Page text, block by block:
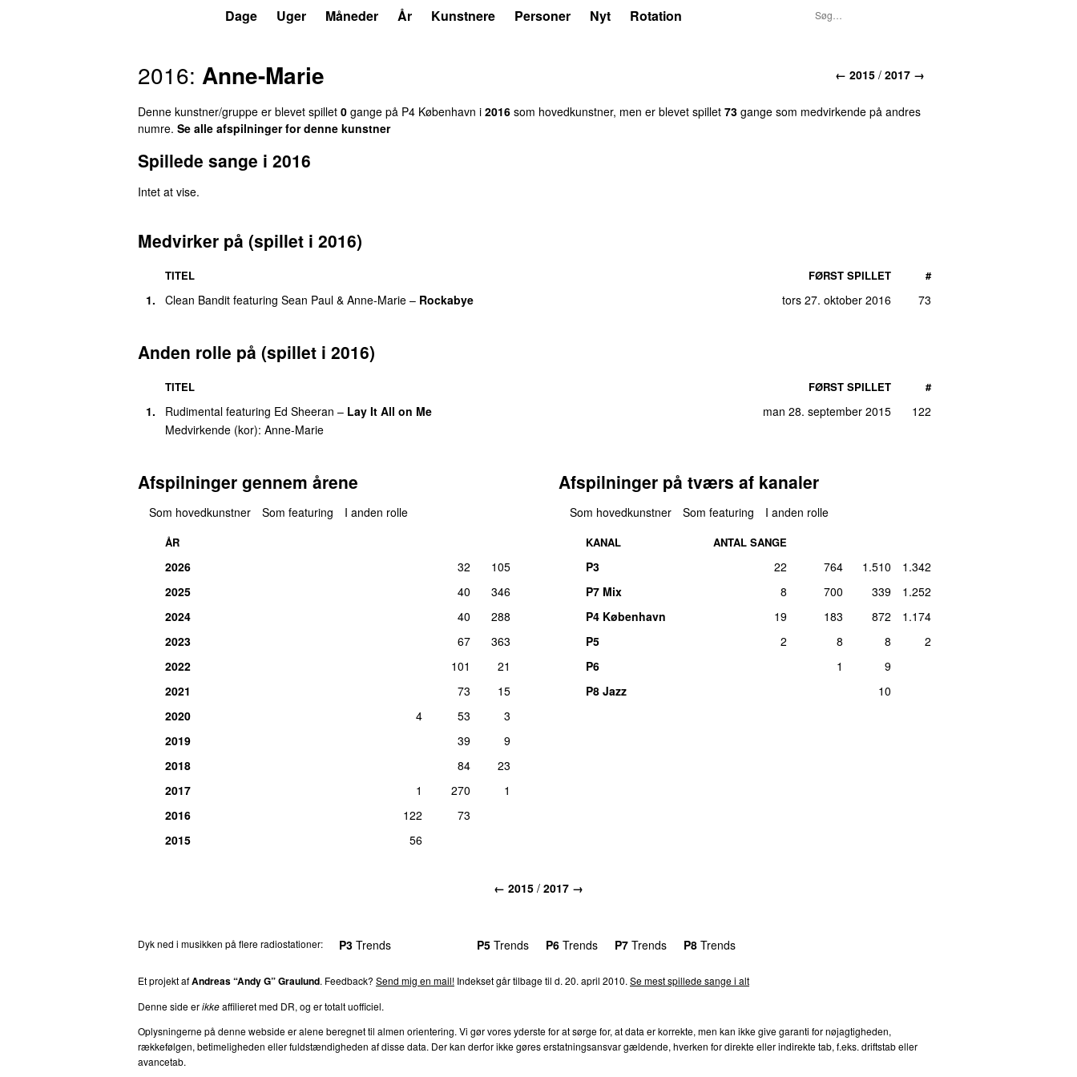
Dage Uger Måneder År Kunstnere Personer Nyt Rotation
← 2015 / 2017 →
2016: Anne-Marie
Denne kunstner/gruppe er blevet spillet 0 gange på P4 København i 2016 som hovedkunstner, men er blevet spillet 73 gange som medvirkende på andres
numre. Se alle afspilninger for denne kunstner
Spillede sange i 2016
Intet at vise.
Medvirker på (spillet i 2016)
TITEL FØRST SPILLET #
1. Clean Bandit featuring Sean Paul & Anne-Marie – Rockabye tors 27. oktober 2016 73
Anden rolle på (spillet i 2016)
TITEL FØRST SPILLET #
1. Rudimental featuring Ed Sheeran – Lay It All on Me man 28. september 2015
122
Medvirkende (kor): Anne-Marie
Afspilninger gennem årene
Som hovedkunstner Som featuring I anden rolle
ÅR
2026 32
105
2025
40
346
2024
40
288
2023
67
363
2022
101
21
2021
73
15
2020
4 53
3
2019
39
9
2018
84
23
2017
1 270
1
2016
122
73
2015
56
Afspilninger på tværs af kanaler
Som hovedkunstner Som featuring I anden rolle
KANAL ANTAL SANGE
P3 22 764 1.510
1.342
P7 Mix
8 700 339
1.252
P4 København
19 183 872
1.174
P5
2 8 8
2
P6
1
9
P8 Jazz
10
← 2015 / 2017 →
Dyk ned i musikken på flere radiostationer: P3 Trends P5 Trends P6 Trends P7 Trends P8 Trends
Et projekt afAndreas “Andy G” Graulund. Feedback? Send mig en mail! Indekset går tilbage til d. 20. april 2010. Se mest spillede sange i alt
Denne side erikkeaffilieret med DR, og er totalt uofficiel.
Oplysningerne på denne webside er alene beregnet til almen orientering. Vi gør vores yderste for at sørge for, at data er korrekte, men kan ikke give garanti for nøjagtigheden,
rækkefølgen, betimeligheden eller fuldstændigheden af disse data. Der kan derfor ikke gøres erstatningsansvar gældende, hverken for direkte eller indirekte tab, f.eks. driftstab eller
avancetab.